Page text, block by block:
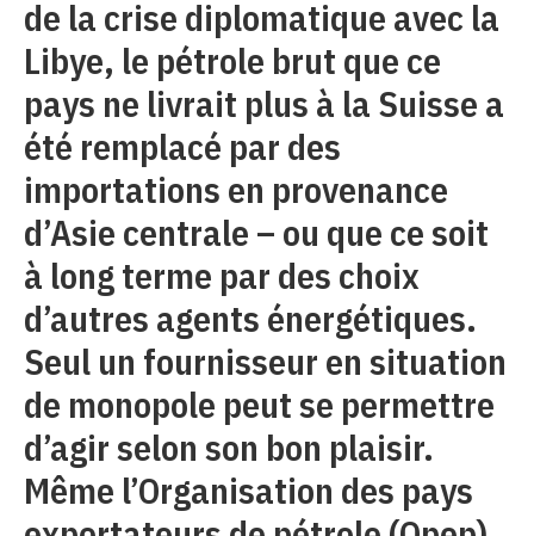
de la crise diplomatique avec la
Libye, le pétrole brut que ce
pays ne livrait plus à la Suisse a
été remplacé par des
importations en provenance
d’Asie centrale – ou que ce soit
à long terme par des choix
d’autres agents énergétiques.
Seul un fournisseur en situation
de monopole peut se permettre
d’agir selon son bon plaisir.
Même l’Organisation des pays